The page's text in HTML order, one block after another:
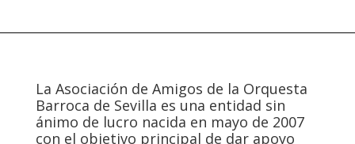
La Asociación de Amigos de la Orquesta
Barroca de Sevilla es una entidad sin
ánimo de lucro nacida en mayo de 2007
con el objetivo principal de dar apoyo